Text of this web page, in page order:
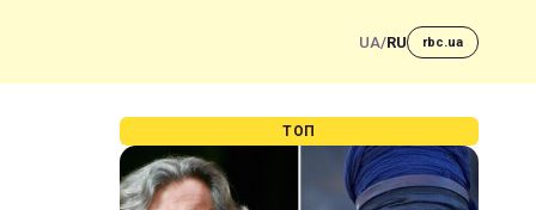
UA/RU rbc.ua
ТОП